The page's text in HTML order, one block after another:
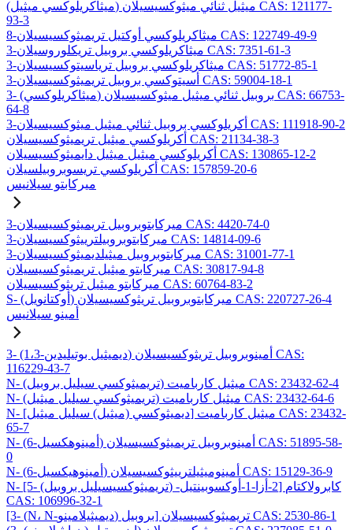
(ميثاكريلوكسي ميثيل) ميثيل ثنائي ميثوكسيسيلان CAS: 121177-
93-3
8-ميثاكريلوكسي أوكتيل تريميثوكسيسيلان CAS: 122749-49-9
3-ميثاكريلوكسي بروبيل تريكلوروسيلان CAS: 7351-61-3
3-ميثاكريلوكسي بروبيل ترياسيتوكسيسيلان CAS: 51772-85-1
3-أسيتوكسي بروبيل تريميثوكسيسيلان CAS: 59004-18-1
3- (ميثاكريلوكسي) بروبيل ثنائي ميثيل ميثوكسيسيلان CAS: 66753-
64-8
3-أكريلوكسي بروبيل ثنائي ميثيل ميثوكسيسيلان CAS: 111918-90-2
أكريلوكسي ميثيل تريميثوكسيسيلان CAS: 21134-38-3
أكريلوكسي ميثيل ميثيل دايميثوكسيسيلان CAS: 130865-12-2
أكريلوكسي تريسوبروبيلسيلان CAS: 157859-20-6
ميركابتو سيلانيس
3-ميركابتوبروبيل تريميثوكسيسيلان CAS: 4420-74-0
3-ميركابتوبروبيلترييثوكسيسيلان CAS: 14814-09-6
3-ميركابتوبروبيل ميثيلديميثوكسيسيلان CAS: 31001-77-1
ميركابتو ميثيل تريميثوكسيسيلان CAS: 30817-94-8
ميركابتو ميثيل تريثوكسيسيلان CAS: 60764-83-2
S- (أوكتانويل) ميركابتوبروبيل تريثوكسيسيلان CAS: 220727-26-4
أمينو سيلانيس
3- (1،3-ديميثيل بوتيليدين) أمينوبروبيل تريثوكسيسيلان CAS:
116229-43-7
N- (تريميثوكسي سيليل بروبيل) ميثيل كارباميت CAS: 23432-62-4
N- (تريميثوكسي سيليل ميثيل) ميثيل كارباميت CAS: 23432-64-6
N- [ديميثوكسي (ميثيل) سيليل ميثيل] ميثيل كارباميت CAS: 23432-
65-7
N- (6-أمينوهكسيل) أمينوبروبيل تريميثوكسيسيلان CAS: 51895-58-
0
N- (6-أمينوهيكسيل) أمينوميثيلترييثوكسيسيلان CAS: 15129-36-9
N- [5- (تريميثوكسيسيليل بروبيل) -2-أزا-1-أوكسوبينتيل] كابرولاكتام
CAS: 106996-32-1
[3- (N، N-ديميثيلامينو) بروبيل] تريميثوكسيسيلان CAS: 2530-86-1